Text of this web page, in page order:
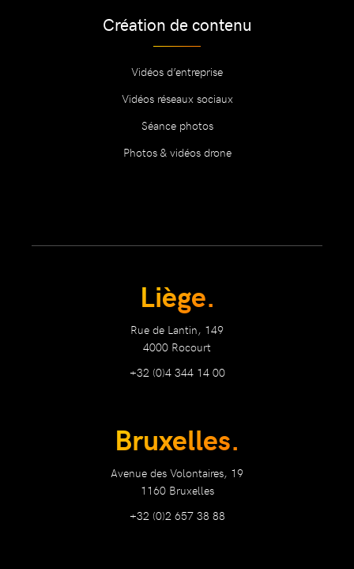
Création de contenu
Vidéos d’entreprise
Vidéos réseaux sociaux
Séance photos
Photos & vidéos drone
Liège.
Rue de Lantin, 149
4000 Rocourt
+32 (0)4 344 14 00
Bruxelles.
Avenue des Volontaires, 19
1160 Bruxelles
+32 (0)2 657 38 88